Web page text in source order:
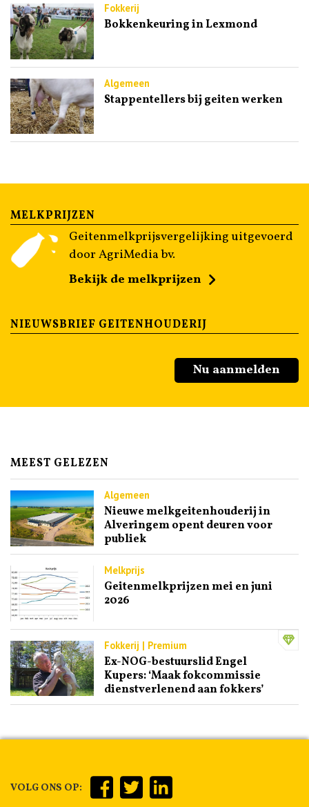
Fokkerij
Bokkenkeuring in Lexmond
Algemeen
Stappentellers bij geiten werken
MELKPRIJZEN
Geitenmelkprijsvergelijking uitgevoerd
door AgriMedia bv.
Bekijk de melkprijzen
NIEUWSBRIEF GEITENHOUDERIJ
Nu aanmelden
MEEST GELEZEN
Algemeen
Nieuwe melkgeitenhouderij in
Alveringem opent deuren voor
publiek
Melkprijs
Geitenmelkprijzen mei en juni
2026
Fokkerij | Premium
Ex-NOG-bestuurslid Engel
Kupers: ‘Maak fokcommissie
dienstverlenend aan fokkers’
VOLG ONS OP: